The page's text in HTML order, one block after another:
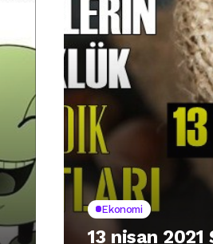
Ekonomi
13 nisan 2021